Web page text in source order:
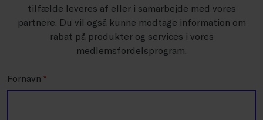
tilfælde leveres af eller i samarbejde med vores
partnere. Du vil også kunne modtage information om
rabat på produkter og services i vores
medlemsfordelsprogram.
Fornavn *